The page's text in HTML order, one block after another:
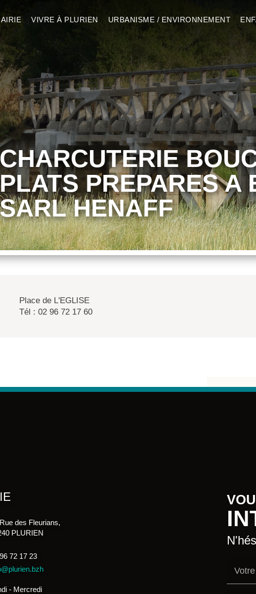
VIVRE À PLURIEN URBANISME / ENVIRONNEMENT
CHARCUTERIE
PLATS PREPARES A
SARL HENAFF
Place de L'EGLISE
Tél : 02 96 72 17 60
des Fleurians,
PLURIEN
72 17 23
- Mercredi